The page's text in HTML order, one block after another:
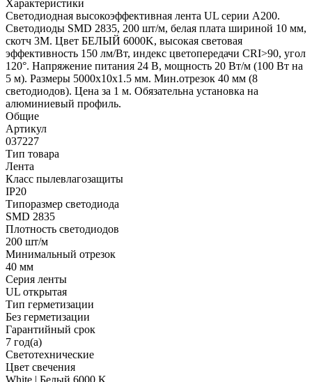
Характеристики
Светодиодная высокоэффективная лента UL серии A200.
Светодиоды SMD 2835, 200 шт/м, белая плата шириной 10 мм,
скотч 3M. Цвет БЕЛЫЙ 6000K, высокая световая
эффективность 150 лм/Вт, индекс цветопередачи CRI>90, угол
120°. Напряжение питания 24 В, мощность 20 Вт/м (100 Вт на
5 м). Размеры 5000x10x1.5 мм. Мин.отрезок 40 мм (8
светодиодов). Цена за 1 м. Обязательна установка на
алюминиевый профиль.
Общие
Артикул
037227
Тип товара
Лента
Класс пылевлагозащиты
IP20
Типоразмер светодиода
SMD 2835
Плотность светодиодов
200 шт/м
Минимальный отрезок
40 мм
Серия ленты
UL открытая
Тип герметизации
Без герметизации
Гарантийный срок
7 год(а)
Светотехнические
Цвет свечения
White | Белый 6000 K